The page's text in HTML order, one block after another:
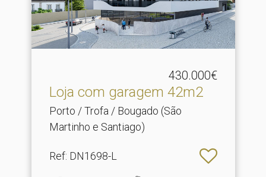
430.000€
Loja com garagem 42m2
Porto / Trofa / Bougado (São
Martinho e Santiago)
Ref: DN1698-L